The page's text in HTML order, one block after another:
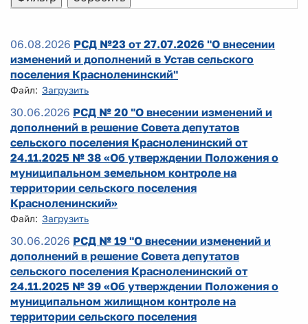
06.08.2026 РСД №23 от 27.07.2026 "О внесении
изменений и дополнений в Устав сельского
поселения Красноленинский"
Файл: Загрузить
30.06.2026 РСД № 20 "О внесении изменений и
дополнений в решение Совета депутатов
сельского поселения Красноленинский от
24.11.2025 № 38 «Об утверждении Положения о
муниципальном земельном контроле на
территории сельского поселения
Красноленинский»
Файл: Загрузить
30.06.2026 РСД № 19 "О внесении изменений и
дополнений в решение Совета депутатов
сельского поселения Красноленинский от
24.11.2025 № 39 «Об утверждении Положения о
муниципальном жилищном контроле на
территории сельского поселения